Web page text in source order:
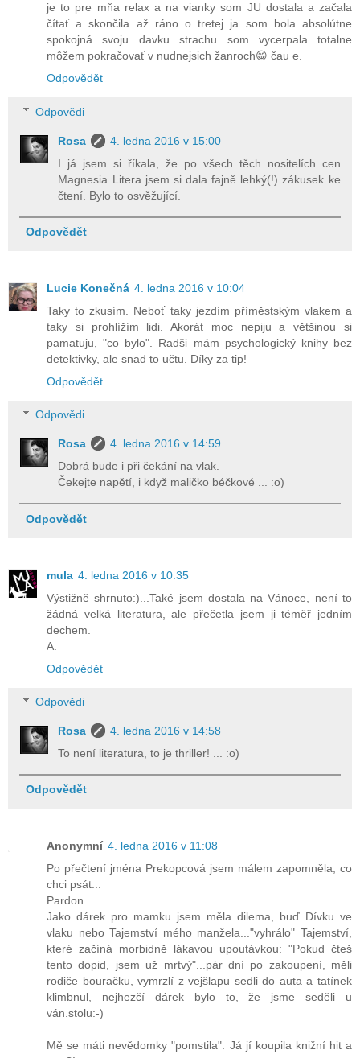
je to pre mňa relax a na vianky som JU dostala a začala
čítať a skončila až ráno o tretej ja som bola absolútne
spokojná svoju davku strachu som vycerpala...totalne
môžem pokračovať v nudnejsich žanroch😁 čau e.
Odpovědět
Odpovědi
Rosa
4. ledna 2016 v 15:00
I já jsem si říkala, že po všech těch nositelích cen
Magnesia Litera jsem si dala fajně lehký(!) zákusek ke
čtení. Bylo to osvěžující.
Odpovědět
Lucie Konečná 4. ledna 2016 v 10:04
Taky to zkusím. Neboť taky jezdím příměstským vlakem a
taky si prohlížím lidi. Akorát moc nepiju a většinou si
pamatuju, "co bylo". Radši mám psychologický knihy bez
detektivky, ale snad to učtu. Díky za tip!
Odpovědět
Odpovědi
Rosa
4. ledna 2016 v 14:59
Dobrá bude i při čekání na vlak.
Čekejte napětí, i když maličko béčkové ... :o)
Odpovědět
mula 4. ledna 2016 v 10:35
Výstižně shrnuto:)...Také jsem dostala na Vánoce, není to
žádná velká literatura, ale přečetla jsem ji téměř jedním
dechem.
A.
Odpovědět
Odpovědi
Rosa
4. ledna 2016 v 14:58
To není literatura, to je thriller! ... :o)
Odpovědět
Anonymní 4. ledna 2016 v 11:08
Po přečtení jména Prekopcová jsem málem zapomněla, co
chci psát...
Pardon.
Jako dárek pro mamku jsem měla dilema, buď Dívku ve
vlaku nebo Tajemství mého manžela..."vyhrálo" Tajemství,
které začíná morbidně lákavou upoutávkou: "Pokud čteš
tento dopid, jsem už mrtvý"...pár dní po zakoupení, měli
rodiče bouračku, vymrzlí z vejšlapu sedli do auta a tatínek
klimbnul, nejhezčí dárek bylo to, že jsme seděli u
ván.stolu:-)
Mě se máti nevědomky "pomstila". Já jí koupila knižní hit a